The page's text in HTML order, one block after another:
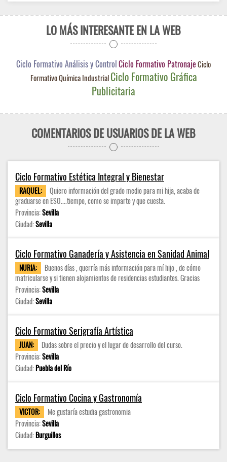
LO MÁS INTERESANTE EN LA WEB
Ciclo Formativo Análisis y ControlCiclo Formativo PatronajeCiclo
Formativo Química Industrial Ciclo Formativo Gráfica
Publicitaria
COMENTARIOS DE USUARIOS DE LA WEB
Ciclo Formativo Estética Integral y Bienestar
RAQUEL:
Quiero información del grado medio para mi hija, acaba de
graduarse en ESO....tiempo, como se imparte y que cuesta.
Provincia:Sevilla
Ciudad:Sevilla
Ciclo Formativo Ganadería y Asistencia en Sanidad Animal
NURIA:
Buenos días , querría más información para mí hijo , de cómo
matricularse y si tienen alojamientos de residencias estudiantes. Gracias
Provincia:Sevilla
Ciudad:Sevilla
Ciclo Formativo Serigrafía Artística
JUAN:
Dudas sobre el precio y el lugar de desarrollo del curso.
Provincia:Sevilla
Ciudad:Puebla del Río
Ciclo Formativo Cocina y Gastronomía
VICTOR:
Me gustaría estudia gastronomia
Provincia:Sevilla
Ciudad:Burguillos